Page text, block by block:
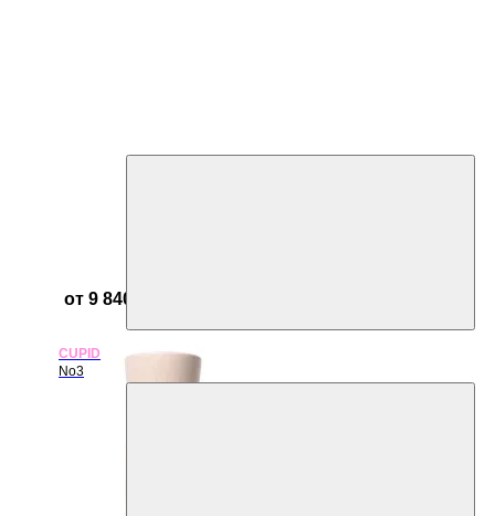
от 9 840 ₽
CUPID
No3